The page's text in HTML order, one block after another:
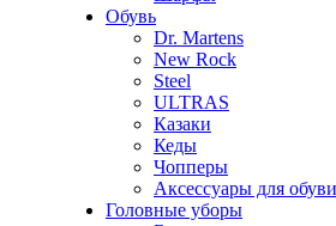
Обувь
Dr. Martens
New Rock
Steel
ULTRAS
Казаки
Кеды
Чопперы
Аксессуары для обуви
Головные уборы